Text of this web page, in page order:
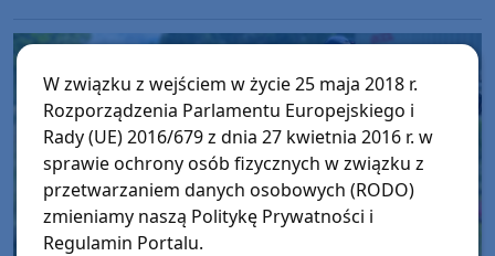
W związku z wejściem w życie 25 maja 2018 r.
Rozporządzenia Parlamentu Europejskiego i
Rady (UE) 2016/679 z dnia 27 kwietnia 2016 r. w
sprawie ochrony osób fizycznych w związku z
przetwarzaniem danych osobowych (RODO)
zmieniamy naszą Politykę Prywatności i
Regulamin Portalu.